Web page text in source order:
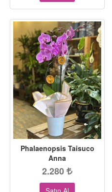
Phalaenopsis Taisuco
Anna
2.280